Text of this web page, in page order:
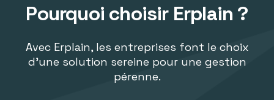
Pourquoi choisir Erplain ?
Avec Erplain, les entreprises font le choix
d'une solution sereine pour une gestion
pérenne.